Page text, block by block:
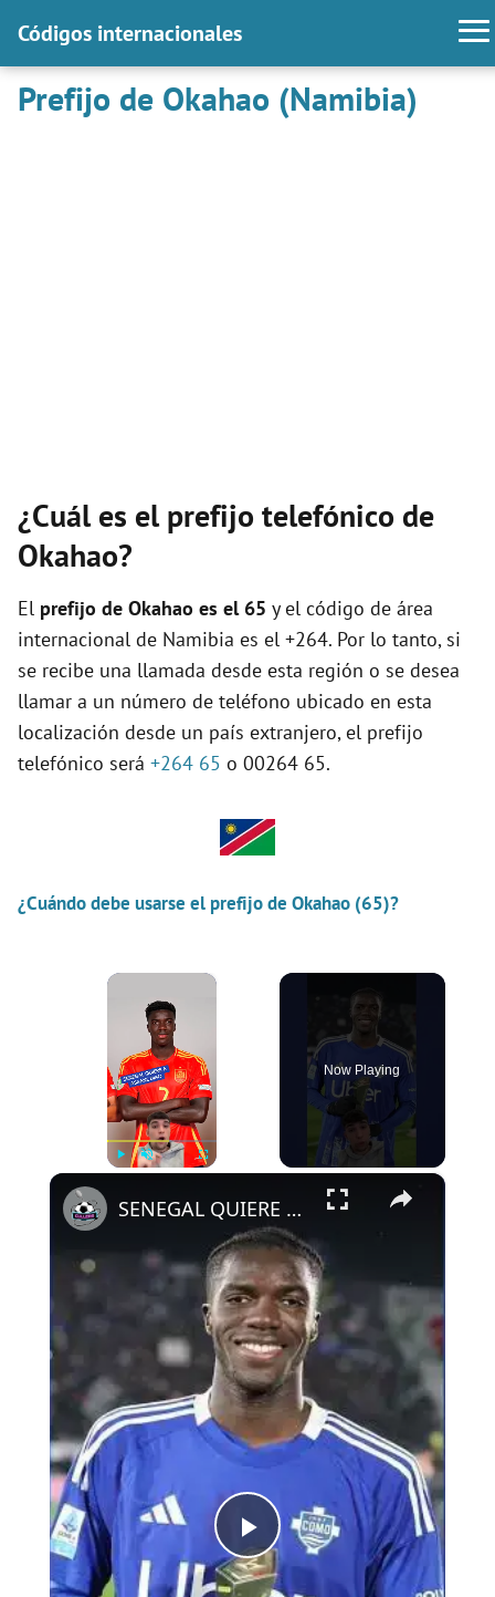
Códigos internacionales
Prefijo de Okahao (Namibia)
¿Cuál es el prefijo telefónico de
Okahao?
El prefijo de Okahao es el 65 y el código de área
internacional de Namibia es el +264. Por lo tanto, si
se recibe una llamada desde esta región o se desea
llamar a un número de teléfono ubicado en esta
localización desde un país extranjero, el prefijo
telefónico será +264 65 o 00264 65.
¿Cuándo debe usarse el prefijo de Okahao (65)?
×
Now Playing
×
P
SENEGAL QUIERE A ASSANE DIAO